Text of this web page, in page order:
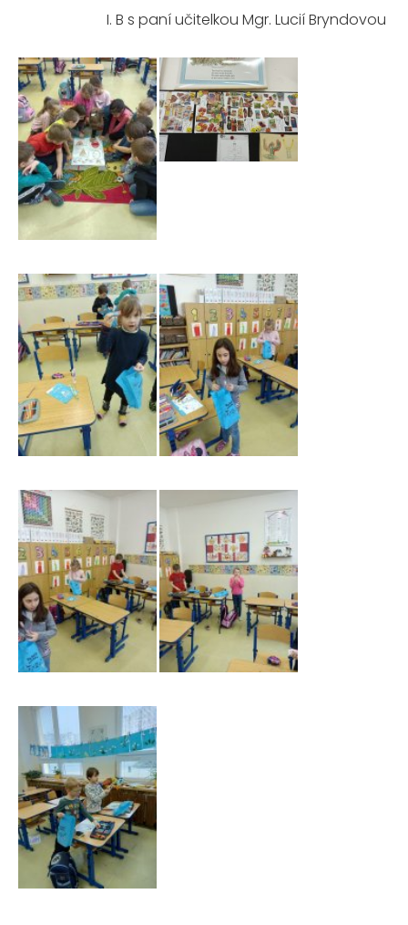
I. B s paní učitelkou Mgr. Lucií Bryndovou